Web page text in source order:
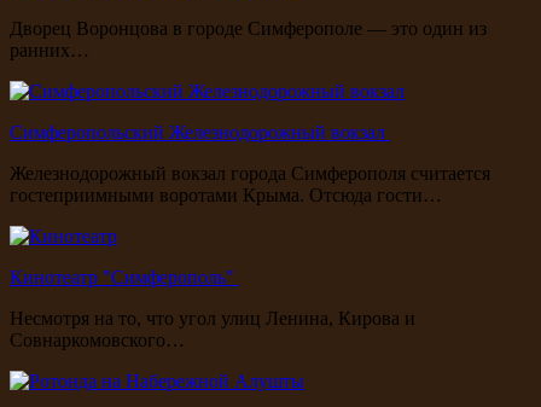
Дворец Воронцова в городе Симферополе — это один из
ранних…
Симферопольский Железнодорожный вокзал
Железнодорожный вокзал города Симферополя считается
гостеприимными воротами Крыма. Отсюда гости…
Кинотеатр "Симферополь"
Несмотря на то, что угол улиц Ленина, Кирова и
Совнаркомовского…